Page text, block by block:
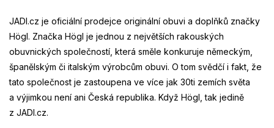
JADI.cz je oficiální prodejce originální obuvi a doplňků značky
Högl. Značka Högl je jednou z největších rakouských
obuvnických společností, která směle konkuruje německým,
španělským či italským výrobcům obuvi. O tom svědčí i fakt, že
tato společnost je zastoupena ve více jak 30ti zemích světa
a výjimkou není ani Česká republika. Když Högl, tak jedině
z JADI.cz.